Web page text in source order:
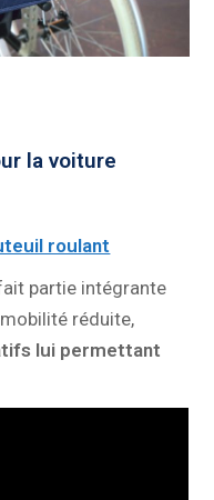
la voiture
roulant
partie intégrante
réduite,
lui permettant